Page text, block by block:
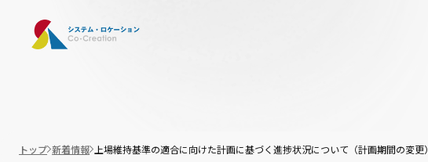
トップ 新着情報 上場維持基準の適合に向けた計画に基づく進捗状況について（計画期間の変更）